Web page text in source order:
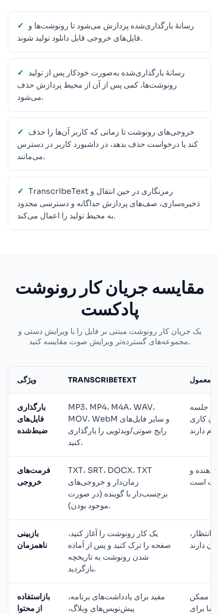
رسانهٔ بارگذاری‌شده پردازش می‌شود تا رونوشت‌ها و
فایل‌های خروجی قابل دانلود تولید شوند.
رسانهٔ بارگذاری‌شده به‌صورت خودکار پس از تولید
رونوشت‌ها، کمی پس از آن از محیط پردازش حذف
می‌شود.
خروجی‌های رونوشت تا زمانی که کاربر آن‌ها را حذف
کند یا درخواست حذف بدهد، در داشبورد کاربر در دسترس
می‌مانند.
TranscribeText رمزنگاری در حین انتقال و
ذخیره‌سازی، صف‌های پردازش جداگانه و دسترسی محدود
به محیط تولید را اعمال می‌کند.
مقایسه جریان کار رونوشت
پادکست
یک جریان کار رونوشت مبتنی بر فایل را با ویرایش دستی و
مجموعه‌های گسترده‌تر ویرایش صوت مقایسه کنید.
ویژگی TRANSCRIBETEXT معمول
بارگذاری
فایل‌های
ضبط‌شده
MP3، MP4، M4A، WAV،
MOV، WebM و سایر فایل‌های
رایج صوتی/ویدئویی را بارگذاری
کنید.
جلسه
کاری
فرمت‌های
خروجی
TXT، SRT، DOCX، TXT
زمان‌دار و خروجی‌های
برچسب‌دار با گوینده (در صورت
موجود بودن).
و
بازبینی
ناهمزمان
یک کار رونوشت را آغاز کنید،
صفحه را ترک کنید و پس از آماده
شدن رونوشت به تاریخچه
بازگردید.
انتظار،
بازاستفاده
از محتوا
مفید برای یادداشت‌های برنامه،
پیش‌نویس‌های وبلاگ،
ممکن
برای